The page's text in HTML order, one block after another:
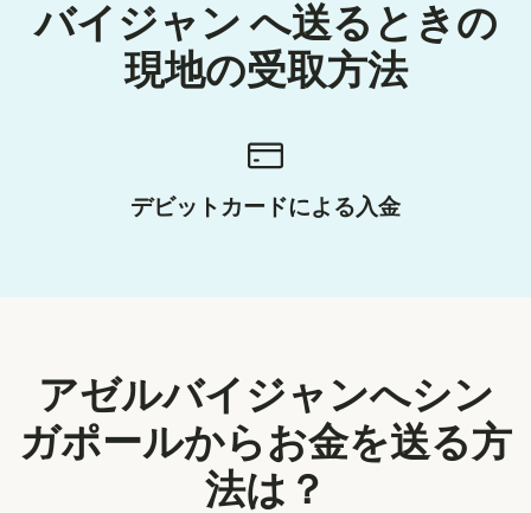
バイジャン へ送るときの
現地の受取方法
デビットカードによる入金
アゼルバイジャンへシン
ガポールからお金を送る方
法は？